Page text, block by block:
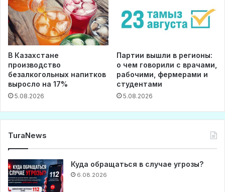
В Казахстане
производство
безалкогольных напитков
выросло на 17%
5.08.2026
Партии вышли в регионы:
о чем говорили с врачами,
рабочими, фермерами и
студентами
5.08.2026
TuraNews
Куда обращаться в случае угрозы?
6.08.2026